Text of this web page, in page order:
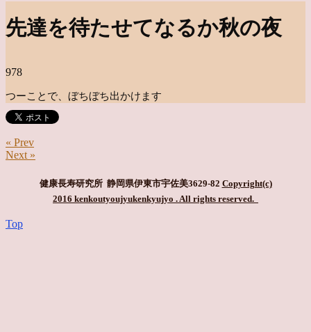
先達を待たせてなるか秋の夜
978
つーことで、ぼちぼち出かけます
« Prev
Next »
健康長寿研究所 静岡県伊東市宇佐美3629-82 Copyright(c)
2016 kenkoutyoujyukenkyujyo . All rights reserved.
Top